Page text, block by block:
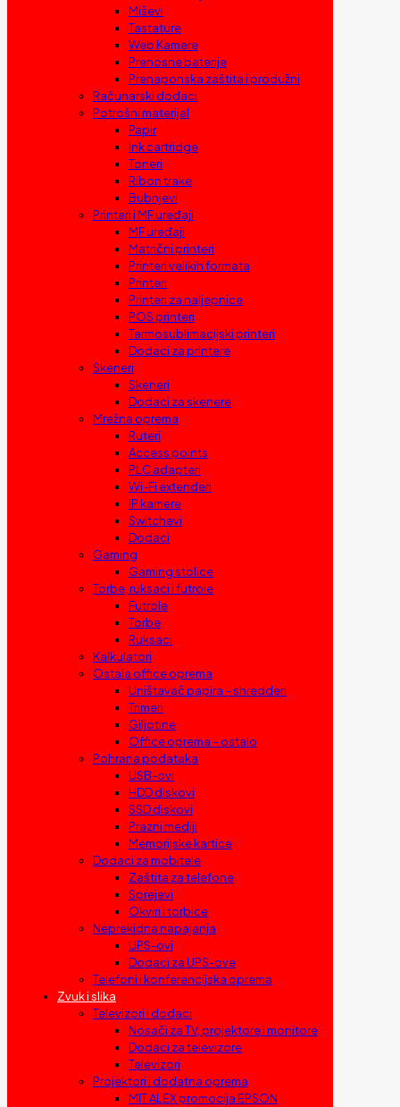
Miševi
Tastature
Web Kamere
Prenosne baterije
Prenaponska zaštita i produžni
Računarski dodaci
Potrošni materijal
Papir
Ink cartridge
Toneri
Ribon trake
Bubnjevi
Printeri i MF uređaji
MF uređaji
Matrični printeri
Printeri velikih formata
Printeri
Printeri za naljepnice
POS printeri
Termosublimacijski printeri
Dodaci za printere
Skeneri
Skeneri
Dodaci za skenere
Mrežna oprema
Ruteri
Access points
PLC adapteri
Wi-Fi extenderi
IP kamere
Switchevi
Dodaci
Gaming
Gaming stolice
Torbe, ruksaci i futrole
Futrole
Torbe
Ruksaci
Kalkulatori
Ostala office oprema
Uništavač papira – shredderi
Trimeri
Giljotine
Office oprema – ostalo
Pohrana podataka
USB-ovi
HDD diskovi
SSD diskovi
Prazni mediji
Memorijske kartice
Dodaci za mobitele
Zaštita za telefone
Sprejevi
Okviri i torbice
Neprekidna napajanja
UPS-ovi
Dodaci za UPS-ove
Telefoni i konferencijska oprema
Zvuk i slika
Televizori i dodaci
Nosači za TV, projektore i monitore
Dodaci za televizore
Televizori
Projektori i dodatna oprema
MIT ALEX promocija EPSON